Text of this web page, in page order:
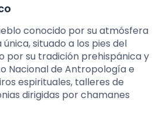
conocido por su atmósfera
situado a los pies del
por su tradición prehispánica y
Nacional de Antropología e
espirituales, talleres de
dirigidas por chamanes